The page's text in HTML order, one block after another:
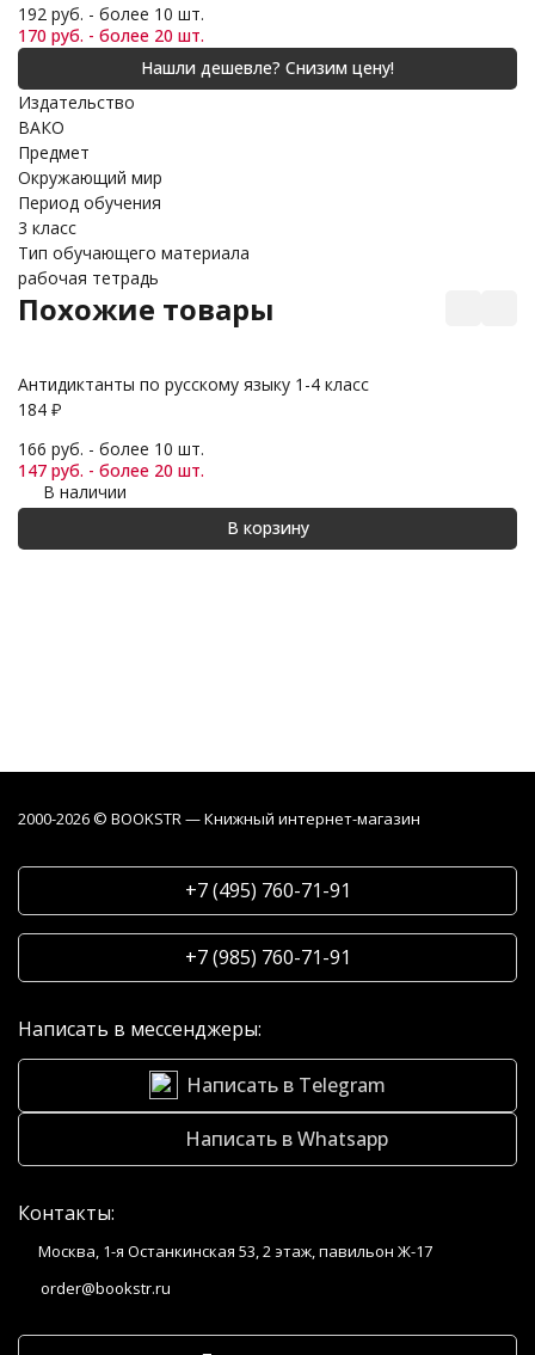
192 руб. - более 10 шт.
170 руб. - более 20 шт.
Издательство
ВАКО
Предмет
Окружающий мир
Период обучения
3 класс
Тип обучающего материала
рабочая тетрадь
Похожие товары
Антидиктанты по русскому языку 1-4 класс
184 ₽
166 руб. - более 10 шт.
147 руб. - более 20 шт.
В наличии
В корзину
2000-2026 © BOOKSTR — Книжный интернет-магазин
+7 (495) 760-71-91
+7 (985) 760-71-91
Написать в мессенджеры:
Написать в Telegram
Написать в Whatsapp
Контакты:
Москва, 1-я Останкинская 53, 2 этаж, павильон Ж-17
order@bookstr.ru